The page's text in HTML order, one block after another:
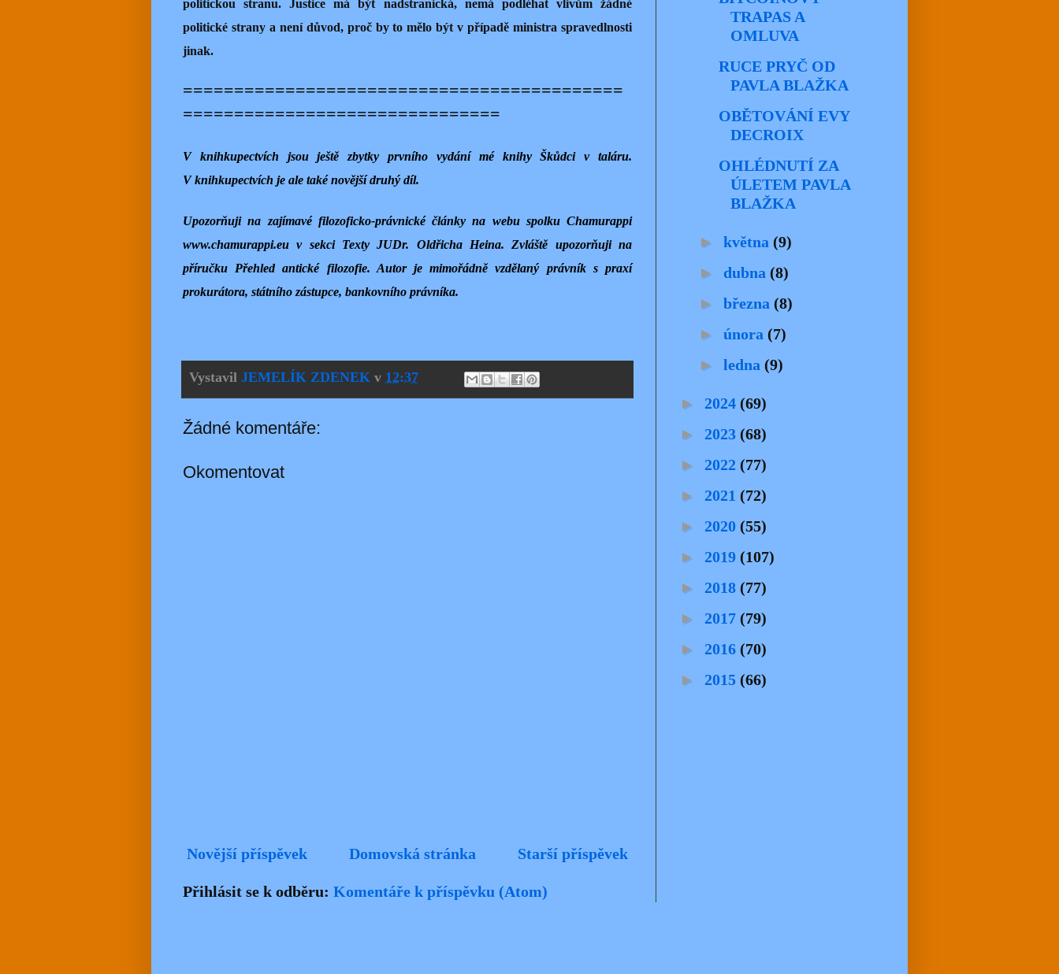
politickou stranu. Justice má být nadstranická, nemá podléhat vlivům žádné
politické strany a není důvod, proč by to mělo být v případě ministra spravedlnosti
jinak.
===========================================
===============================
V knihkupectvích jsou ještě zbytky prvního vydání mé knihy Škůdci v taláru.
V knihkupectvích je ale také novější druhý díl.
Upozorňuji na zajímavé filozoficko-právnické články na webu spolku Chamurappi
www.chamurappi.eu v sekci Texty JUDr. Oldřicha Heina. Zvláště upozorňuji na
příručku Přehled antické filozofie. Autor je mimořádně vzdělaný právník s praxí
prokurátora, státního zástupce, bankovního právníka.
Vystavil JEMELÍK ZDENEK v 12:37
Žádné komentáře:
Okomentovat
Novější příspěvek Starší příspěvek
Domovská stránka
Přihlásit se k odběru: Komentáře k příspěvku (Atom)
TRAPAS A
OMLUVA
RUCE PRYČ OD
PAVLA BLAŽKA
OBĚTOVÁNÍ EVY
DECROIX
OHLÉDNUTÍ ZA
ÚLETEM PAVLA
BLAŽKA
► května (9)
► dubna (8)
► března (8)
► února (7)
► ledna (9)
► 2024 (69)
► 2023 (68)
► 2022 (77)
► 2021 (72)
► 2020 (55)
► 2019 (107)
► 2018 (77)
► 2017 (79)
► 2016 (70)
► 2015 (66)